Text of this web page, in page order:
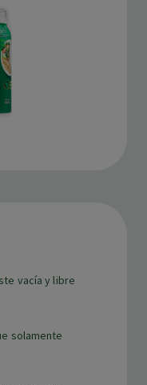
vacía y libre
solamente